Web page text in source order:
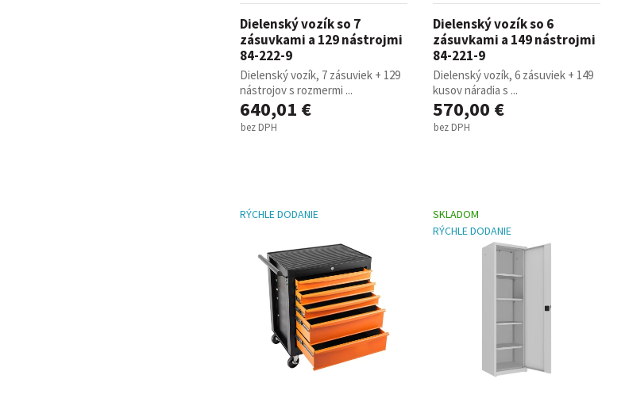
Dielenský vozík so 7
zásuvkami a 129 nástrojmi
84-222-9
Dielenský vozík, 7 zásuviek + 129
nástrojov s rozmermi ...
640,01 €
bez DPH
Dielenský vozík so 6
zásuvkami a 149 nástrojmi
84-221-9
Dielenský vozík, 6 zásuviek + 149
kusov náradia s ...
570,00 €
bez DPH
RÝCHLE DODANIE
SKLADOM
RÝCHLE DODANIE